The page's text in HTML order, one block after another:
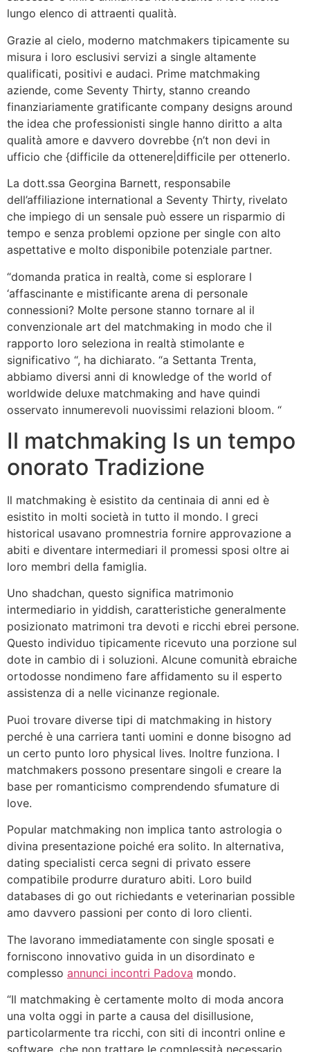
lungo elenco di attraenti qualità.
Grazie al cielo, moderno matchmakers tipicamente su
misura i loro esclusivi servizi a single altamente
qualificati, positivi e audaci. Prime matchmaking
aziende, come Seventy Thirty, stanno creando
finanziariamente gratificante company designs around
the idea che professionisti single hanno diritto a alta
qualità amore e davvero dovrebbe {n’t non devi in
ufficio che {difficile da ottenere|difficile per ottenerlo.
La dott.ssa Georgina Barnett, responsabile
dell’affiliazione international a Seventy Thirty, rivelato
che impiego di un sensale può essere un risparmio di
tempo e senza problemi opzione per single con alto
aspettative e molto disponibile potenziale partner.
“domanda pratica in realtà, come si esplorare l
‘affascinante e mistificante arena di personale
connessioni? Molte persone stanno tornare al il
convenzionale art del matchmaking in modo che il
rapporto loro seleziona in realtà stimolante e
significativo “, ha dichiarato. “a Settanta Trenta,
abbiamo diversi anni di knowledge of the world of
worldwide deluxe matchmaking and have quindi
osservato innumerevoli nuovissimi relazioni bloom. “
Il matchmaking Is un tempo
onorato Tradizione
Il matchmaking è esistito da centinaia di anni ed è
esistito in molti società in tutto il mondo. I greci
historical usavano promnestria fornire approvazione a
abiti e diventare intermediari il promessi sposi oltre ai
loro membri della famiglia.
Uno shadchan, questo significa matrimonio
intermediario in yiddish, caratteristiche generalmente
posizionato matrimoni tra devoti e ricchi ebrei persone.
Questo individuo tipicamente ricevuto una porzione sul
dote in cambio di i soluzioni. Alcune comunità ebraiche
ortodosse nondimeno fare affidamento su il esperto
assistenza di a nelle vicinanze regionale.
Puoi trovare diverse tipi di matchmaking in history
perché è una carriera tanti uomini e donne bisogno ad
un certo punto loro physical lives. Inoltre funziona. I
matchmakers possono presentare singoli e creare la
base per romanticismo comprendendo sfumature di
love.
Popular matchmaking non implica tanto astrologia o
divina presentazione poiché era solito. In alternativa,
dating specialisti cerca segni di privato essere
compatibile produrre duraturo abiti. Loro build
databases di go out richiedants e veterinarian possible
amo davvero passioni per conto di loro clienti.
The lavorano immediatamente con single sposati e
forniscono innovativo guida in un disordinato e
complesso annunci incontri Padova mondo.
“Il matchmaking è certamente molto di moda ancora
una volta oggi in parte a causa del disillusione,
particolarmente tra ricchi, con siti di incontri online e
software, che non trattare le complessità necessario